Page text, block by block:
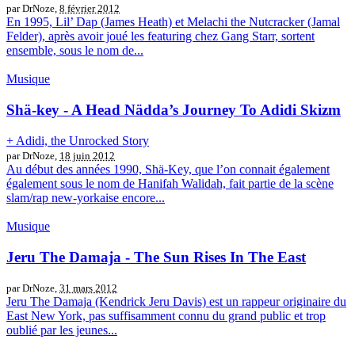
par DrNoze, 8 février 2012
En 1995, Lil’ Dap (James Heath) et Melachi the Nutcracker (Jamal
Felder), après avoir joué les featuring chez Gang Starr, sortent
ensemble, sous le nom de...
Musique
Shä-key - A Head Nädda’s Journey To Adidi Skizm
+ Adidi, the Unrocked Story
par DrNoze, 18 juin 2012
Au début des années 1990, Shä-Key, que l’on connait également
également sous le nom de Hanifah Walidah, fait partie de la scène
slam/rap new-yorkaise encore...
Musique
Jeru The Damaja - The Sun Rises In The East
par DrNoze, 31 mars 2012
Jeru The Damaja (Kendrick Jeru Davis) est un rappeur originaire du
East New York, pas suffisamment connu du grand public et trop
oublié par les jeunes...